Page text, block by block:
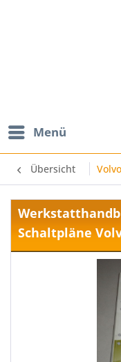
Menü
Übersicht Volvo
Schaltpläne